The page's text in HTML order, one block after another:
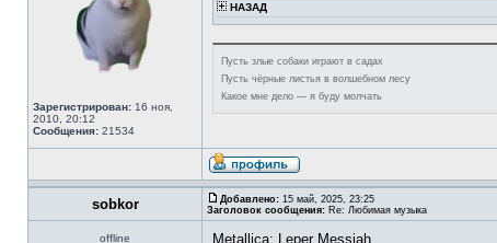
Зарегистрирован: 16 ноя,
2010, 20:12
Сообщения: 21534
НАЗАД
Пусть злые собаки играют в садах
Пусть чёрные листья в волшебном лесу
Какое мне дело — я буду молчать
sobkor Добавлено: 15 май, 2025, 23:25
Заголовок сообщения: Re: Любимая музыка
offline
Metallica: Leper Messiah